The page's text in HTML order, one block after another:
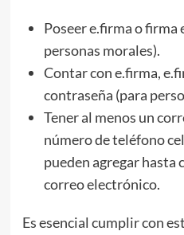
Poseer e.firma o firma
personas morales).
Contar con e.firma,
contraseña (para
Tener al menos un
número de teléfono
pueden agregar hasta
correo electrónico.
Es esencial cumplir con